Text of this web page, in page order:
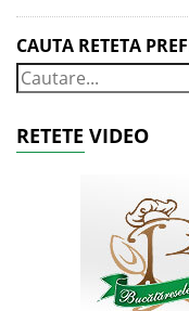
CAUTA RETETA
RETETE VIDEO